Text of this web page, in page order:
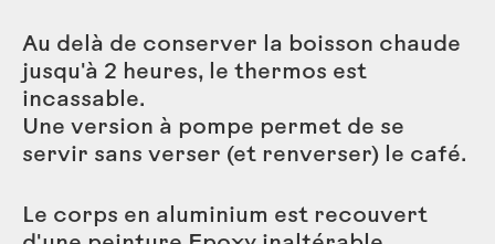
Au delà de conserver la boisson chaude
jusqu'à 2 heures, le thermos est
incassable.
Une version à pompe permet de se
servir sans verser (et renverser) le café.
Le corps en aluminium est recouvert